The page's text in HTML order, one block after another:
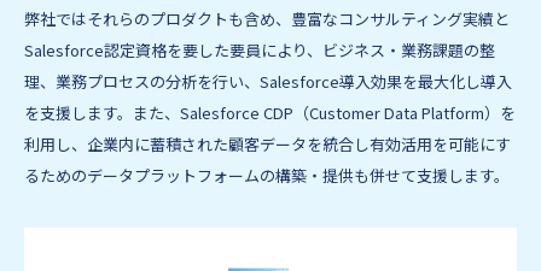
弊社ではそれらのプロダクトも含め、豊富なコンサルティング実績と
Salesforce認定資格を要した要員により、ビジネス‧業務課題の整
理、業務プロセスの分析を⾏い、Salesforce導⼊効果を最⼤化し導⼊
を⽀援します。また、Salesforce CDP（Customer Data Platform）を
利⽤し、企業内に蓄積された顧客データを統合し有効活⽤を可能にす
るためのデータプラットフォームの構築‧提供も併せて⽀援します。